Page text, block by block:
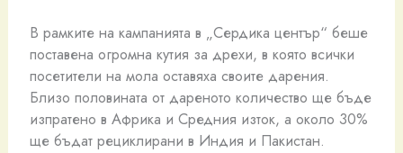
В рамките на кампанията в „Сердика център“ беше
поставена огромна кутия за дрехи, в която всички
посетители на мола оставяха своите дарения.
Близо половината от дареното количество ще бъде
изпратено в Африка и Средния изток, а около 30%
ще бъдат рециклирани в Индия и Пакистан.